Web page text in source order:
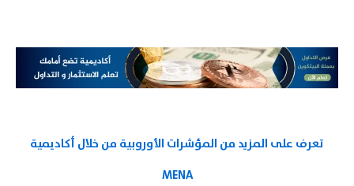
تعرف على المزيد من المؤشرات الأوروبية من خلال أكاديمية
MENA